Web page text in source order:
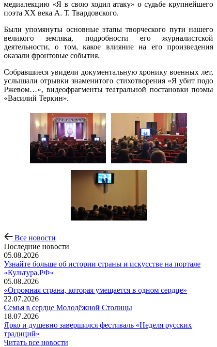
медиалекцию «Я в свою ходил атаку» о судьбе крупнейшего
поэта ХХ века А. Т. Твардовского.
Были упомянуты основные этапы творческого пути нашего
великого земляка, подробности его журналистской
деятельности, о том, какое влияние на его произведения
оказали фронтовые события.
Собравшиеся увидели документальную хронику военных лет,
услышали отрывки знаменитого стихотворения «Я убит подо
Ржевом…», видеофрагменты театральной постановки поэмы
«Василий Теркин».
Все новости
Последние новости
05.08.2026
Узнайте больше об истории страны и искусстве на портале
«Культура.РФ»
05.08.2026
«Огромная страна, которая умещается в одном сердце»
22.07.2026
Семья в сердце Молодёжной Столицы
18.07.2026
Ярко и душевно завершился фестиваль «Неделя русских
традиций»
Читать все новости